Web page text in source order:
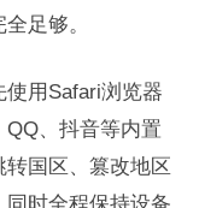
足够。
用Safari浏览器
、抖音等内置
国区、篡改地区
时全程保持设备